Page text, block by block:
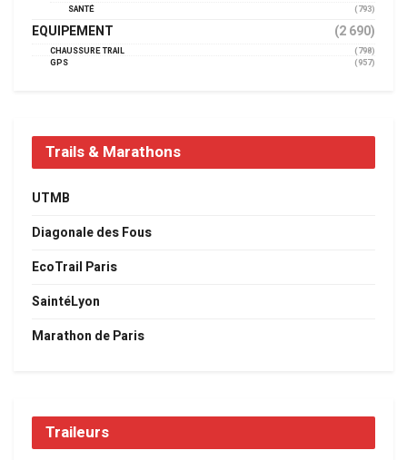
SANTÉ
(793)
EQUIPEMENT (2 690)
CHAUSSURE TRAIL
(798)
GPS
(957)
Trails & Marathons
UTMB
Diagonale des Fous
EcoTrail Paris
SaintéLyon
Marathon de Paris
Traileurs